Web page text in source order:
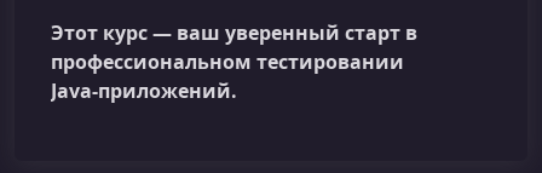
Этот курс — ваш уверенный старт в
профессиональном тестировании
Java‑приложений.